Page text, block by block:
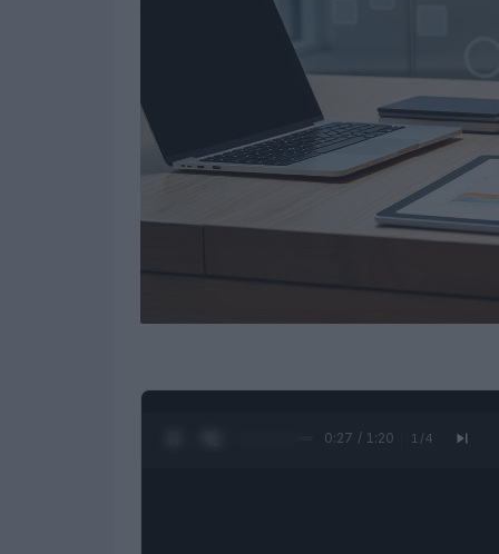
0:28 / 1:20 1 /4